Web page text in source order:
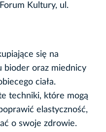
Kultury, ul.
się na
bioder oraz miednicy
ciała.
techniki, które mogą
elastyczność,
o swoje zdrowie.